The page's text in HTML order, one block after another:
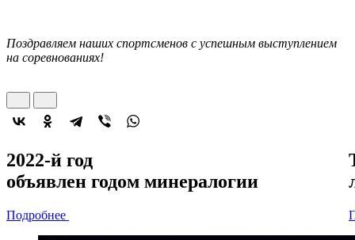
Поздравляем наших спортсменов с успешным выступлением
на соревнованиях!
2022-й год
объявлен годом минералогии
Подробнее